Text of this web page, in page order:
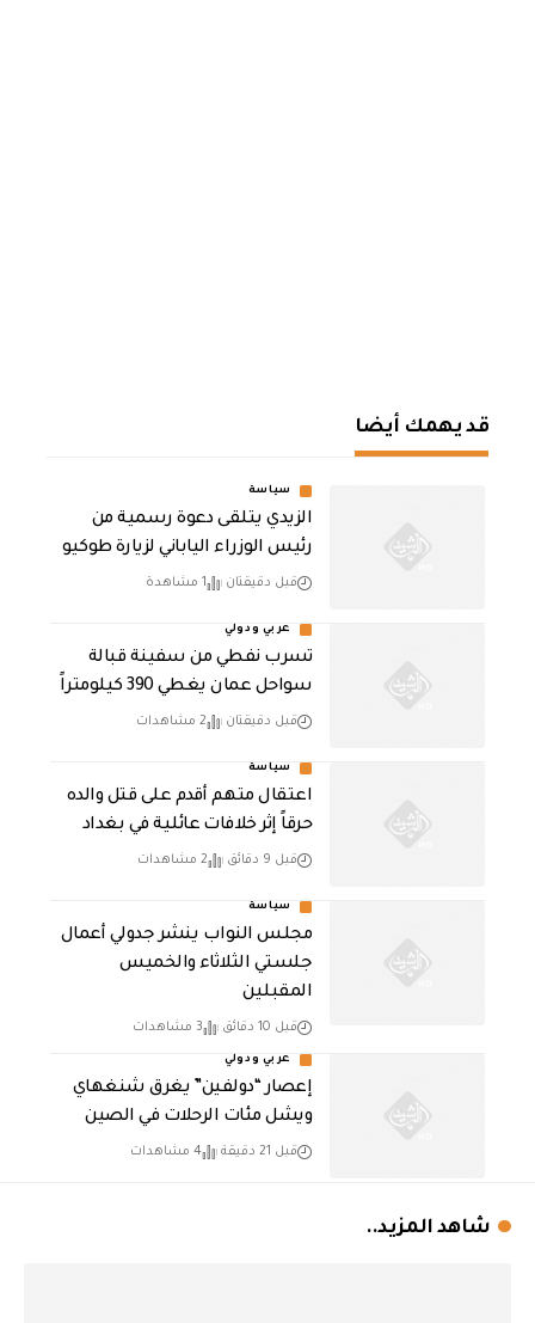
قد يهمك أيضا
سياسة
الزيدي يتلقى دعوة رسمية من
رئيس الوزراء الياباني لزيارة طوكيو
قبل دقيقتان 1 مشاهدة
عربي ودولي
تسرب نفطي من سفينة قبالة
سواحل عمان يغطي 390 كيلومتراً
قبل دقيقتان 2 مشاهدات
سياسة
اعتقال متهم أقدم على قتل والده
حرقاً إثر خلافات عائلية في بغداد
قبل 9 دقائق 2 مشاهدات
سياسة
مجلس النواب ينشر جدولي أعمال
جلستي الثلاثاء والخميس
المقبلين
قبل 10 دقائق 3 مشاهدات
عربي ودولي
إعصار “دولفين” يغرق شنغهاي
ويشل مئات الرحلات في الصين
قبل 21 دقيقة 4 مشاهدات
شاهد المزيد..